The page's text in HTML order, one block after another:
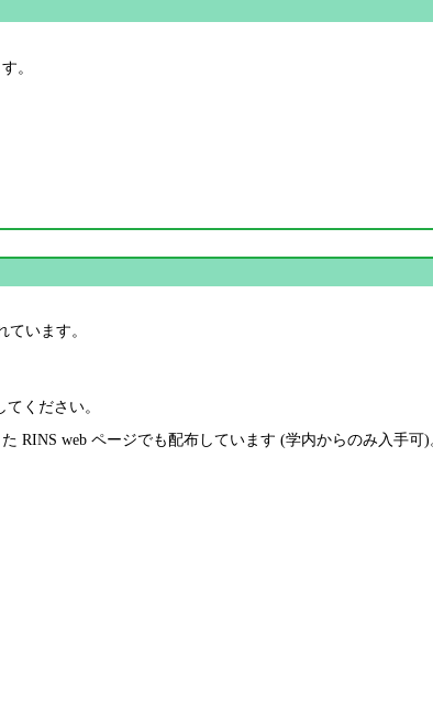
。
ています。
ください。
RINS web ページでも配布しています (学内からのみ入手可)